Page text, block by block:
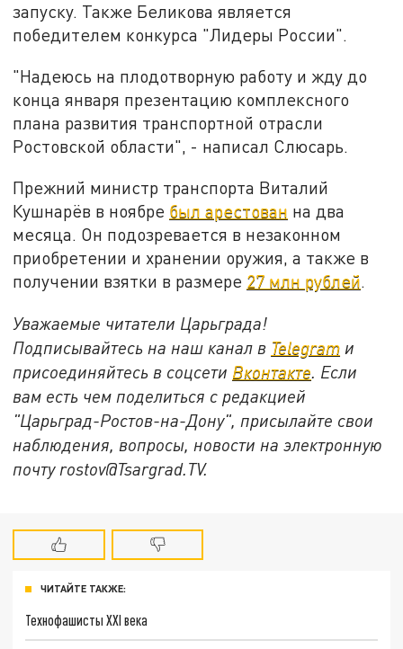
запуску. Также Беликова является
победителем конкурса "Лидеры России".
"Надеюсь на плодотворную работу и жду до
конца января презентацию комплексного
плана развития транспортной отрасли
Ростовской области", - написал Слюсарь.
Прежний министр транспорта Виталий
Кушнарёв в ноябре был арестован на два
месяца. Он подозревается в незаконном
приобретении и хранении оружия, а также в
получении взятки в размере 27 млн рублей.
Уважаемые читатели Царьграда!
Подписывайтесь на наш канал в Telegram и
присоединяйтесь в соцсети Вконтакте . Если
вам есть чем поделиться с редакцией
"Царьград-Ростов-на-Дону", присылайте свои
наблюдения, вопросы, новости на электронную
почту rostov@Tsargrad.ТV.
ЧИТАЙТЕ ТАКЖЕ:
Технофашисты XXI века